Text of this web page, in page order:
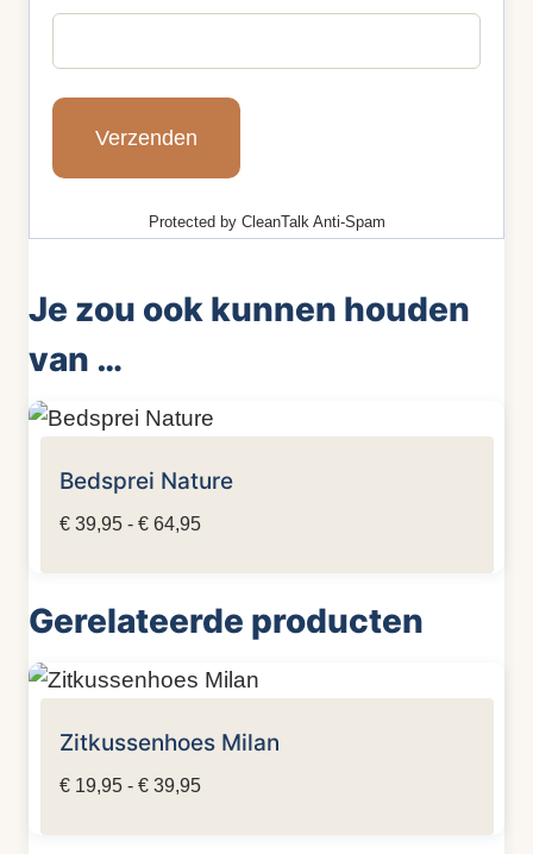
Protected by CleanTalk Anti-Spam
Je zou ook kunnen houden
van …
Bedsprei Nature
€39,95 - €64,95Prijsklasse:
€ 64,95
Gerelateerde producten
Zitkussenhoes Milan
€19,95 - €39,95Prijsklasse: